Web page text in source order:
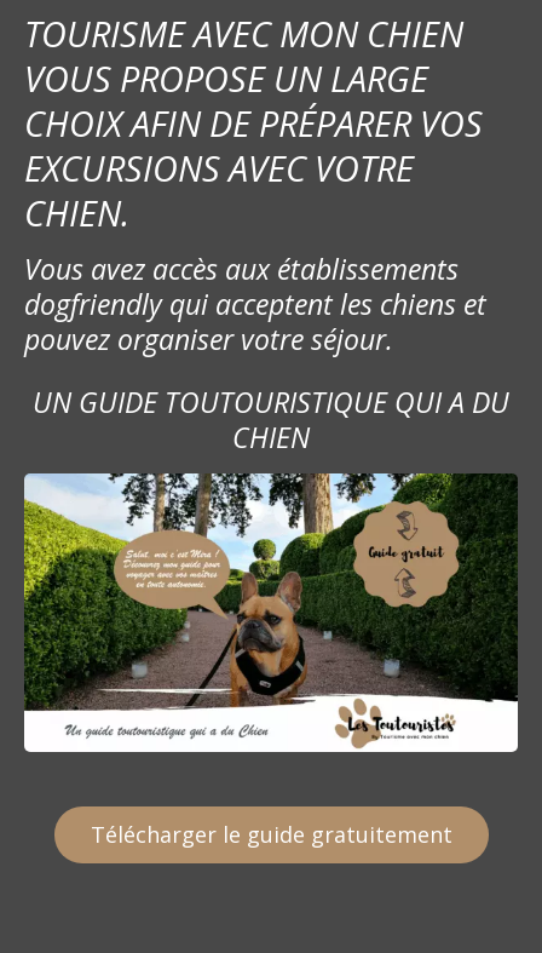
i
o
n
d
e
l
’
r
t
i
c
l
e
TOURISME AVEC MON CHIEN
VOUS PROPOSE UN LARGE
CHOIX AFIN DE PRÉPARER VOS
EXCURSIONS AVEC VOTRE
CHIEN.
Vous avez accès aux établissements
dogfriendly qui acceptent les chiens et
pouvez organiser votre séjour.
UN GUIDE TOUTOURISTIQUE QUI A DU
CHIEN
Télécharger le guide gratuitement